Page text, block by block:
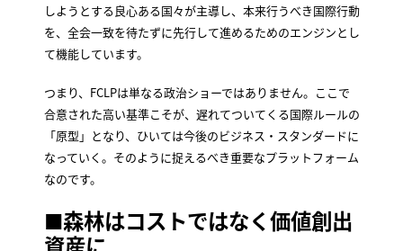
しようとする良心ある国々が主導し、本来行うべき国際行動
を、全会一致を待たずに先行して進めるためのエンジンとし
て機能しています。
つまり、FCLPは単なる政治ショーではありません。ここで
合意された高い基準こそが、遅れてついてくる国際ルールの
「原型」となり、ひいては今後のビジネス・スタンダードに
なっていく。そのように捉えるべき重要なプラットフォーム
なのです。
■森林はコストではなく価値創出